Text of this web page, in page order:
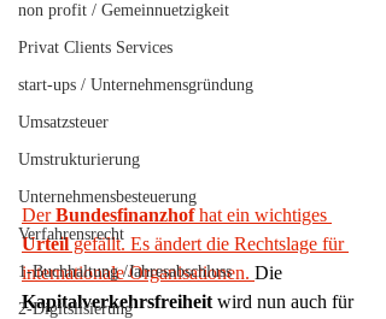
non profit / Gemeinnuetzigkeit
Privat Clients Services
start-ups / Unternehmensgründung
Umsatzsteuer
Umstrukturierung
Unternehmensbesteuerung
Verfahrensrecht
1-Buchhaltung /Jahresabschluss
2-Digitslisierung
Der Bundesfinanzhof hat ein wichtiges
Urteil gefällt. Es ändert die Rechtslage für
internationale Organisationen. Die
Kapitalverkehrsfreiheit wird nun auch für